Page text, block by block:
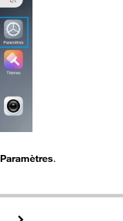
Paramètres.